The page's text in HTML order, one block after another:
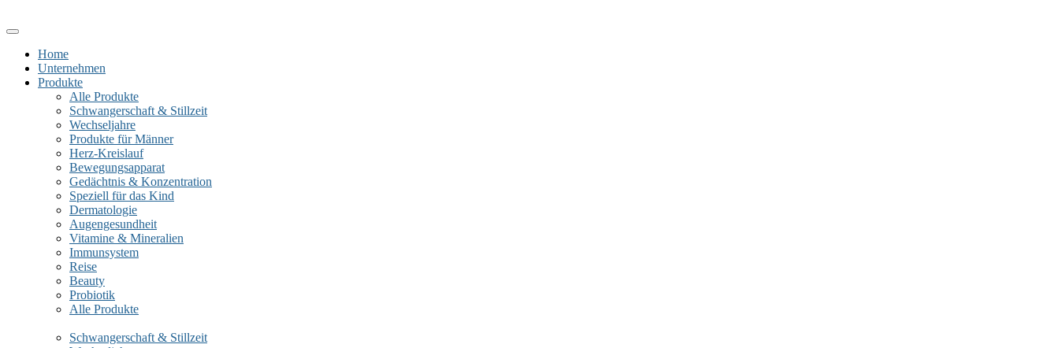
Home
Unternehmen
Produkte
Alle Produkte
Schwangerschaft & Stillzeit
Wechseljahre
Produkte für Männer
Herz-Kreislauf
Bewegungsapparat
Gedächtnis & Konzentration
Speziell für das Kind
Dermatologie
Augengesundheit
Vitamine & Mineralien
Immunsystem
Reise
Beauty
Probiotik
Alle Produkte
Schwangerschaft & Stillzeit